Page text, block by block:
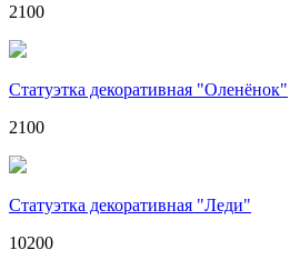
2100
Статуэтка декоративная "Оленёнок"
2100
Статуэтка декоративная "Леди"
10200